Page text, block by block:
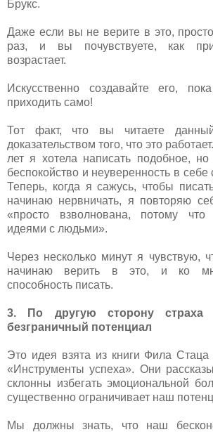
Брукс.
Даже если вы не верите в это,
раз, и вы почувствуете, как
возрастает.
Искусственно создавайте его,
приходить само!
Тот факт, что вы читаете
доказательством того, что это
лет я хотела написать подобное,
беспокойство и неуверенность в
Теперь, когда я сажусь, чтобы
начинаю нервничать, я повторяю
«просто взволнована, потому
идеями с людьми».
Через несколько минут я чувствую,
начинаю верить в это, и ко
способность писать.
3. По другую сторону страха
безграничный потенциал
Это идея взята из книги Фила
«Инструменты успеха». Они
склонны избегать эмоциональной
существенно ограничивает наш
Мы должны знать, что наш